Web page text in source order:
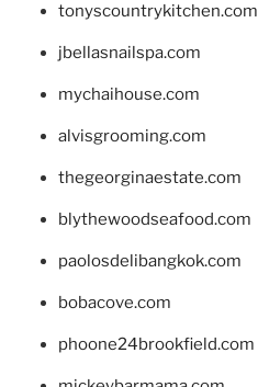
tonyscountrykitchen.com
jbellasnailspa.com
mychaihouse.com
alvisgrooming.com
thegeorginaestate.com
blythewoodseafood.com
paolosdelibangkok.com
bobacove.com
phoone24brookfield.com